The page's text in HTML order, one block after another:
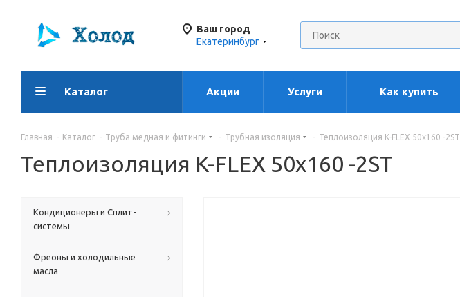
Ваш город
Екатеринбург
Каталог Акции Услуги Как купить
Главная - Каталог - Труба медная и фитинги - Трубная изоляция - Теплоизоляция K-FLEX 50x160 -2ST
Теплоизоляция K-FLEX 50x160 -2ST
Кондиционеры и Сплит-
системы
Фреоны и холодильные
масла